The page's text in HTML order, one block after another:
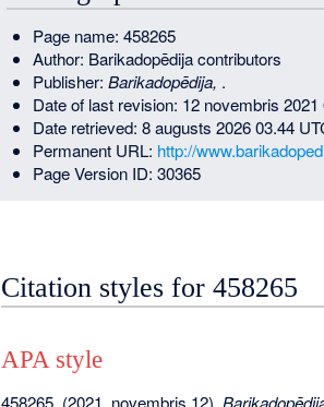
Page name: 458265
Author: Barikadopēdija contributors
Publisher: Barikadopēdija, .
Date of last revision: 12 novembris 2021
Date retrieved: 8 augusts 2026 03.44
Permanent URL: http://
Page Version ID: 30365
Citation styles for 458265
APA style
458265. (2021, novembris 12).